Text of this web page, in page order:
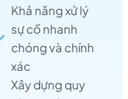
Khả năng xử lý
sự cố nhanh
chóng và chính
xác
Xây dựng quy